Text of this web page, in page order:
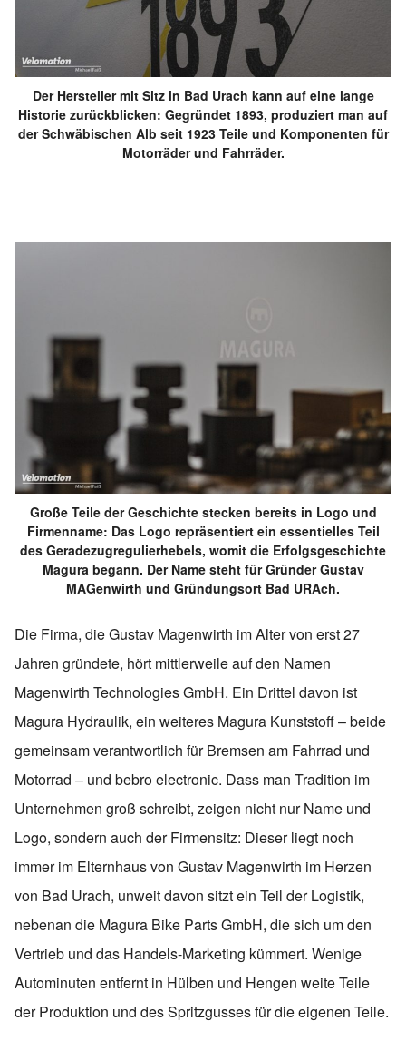
Der Hersteller mit Sitz in Bad Urach kann auf eine lange
Historie zurückblicken: Gegründet 1893, produziert man auf
der Schwäbischen Alb seit 1923 Teile und Komponenten für
Motorräder und Fahrräder.
Große Teile der Geschichte stecken bereits in Logo und
Firmenname: Das Logo repräsentiert ein essentielles Teil
des Geradezugregulierhebels, womit die Erfolgsgeschichte
Magura begann. Der Name steht für Gründer Gustav
MAGenwirth und Gründungsort Bad URAch.
Die Firma, die Gustav Magenwirth im Alter von erst 27
Jahren gründete, hört mittlerweile auf den Namen
Magenwirth Technologies GmbH. Ein Drittel davon ist
Magura Hydraulik, ein weiteres Magura Kunststoff – beide
gemeinsam verantwortlich für Bremsen am Fahrrad und
Motorrad – und bebro electronic. Dass man Tradition im
Unternehmen groß schreibt, zeigen nicht nur Name und
Logo, sondern auch der Firmensitz: Dieser liegt noch
immer im Elternhaus von Gustav Magenwirth im Herzen
von Bad Urach, unweit davon sitzt ein Teil der Logistik,
nebenan die Magura Bike Parts GmbH, die sich um den
Vertrieb und das Handels-Marketing kümmert. Wenige
Autominuten entfernt in Hülben und Hengen weite Teile
der Produktion und des Spritzgusses für die eigenen Teile.